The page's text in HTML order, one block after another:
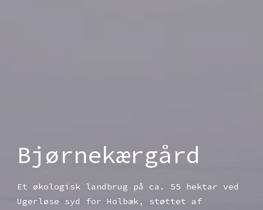
Bjørnekærgård
Et økologisk landbrug på ca. 55 hektar ved
Ugerløse syd for Holbæk, støttet af